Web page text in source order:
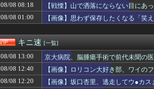
彼女がSEXボランティアやってた→こうなるwww
洋服の青山、空調ウェアを発売ｗｗｗｗｗｗ
【画像】イケおじ(54)、JK10人とハメ撮り770本撮
【動画】昔のドラマのレイプシーン、今見るとアウ
【画像あり】天理教の宿泊詰所に泊まりにきた⇒
【悲報】笑顔で筋トレしていたショートスリーパ
吉野家「冷や汁出します」すき家「うちも冷や汁
NTR妻「(ごめんなさいあなた…私もうあなたのと
【悲報】女子ダンス部、緊急でコメ欄を閉鎖した
08/08 08:18
【戦慄】山で洒落にならない目にあ
08/08 01:00
【画像】思わず保存したくなる「笑
キニ速 [一覧]
08/08 13:00
京大病院、脳腫瘍手術で前代未聞の
08/08 12:40
【画像】ロリコン大好き部、ワイの
08/08 12:20
【画像】坂口杏里、逃走してウ●カ